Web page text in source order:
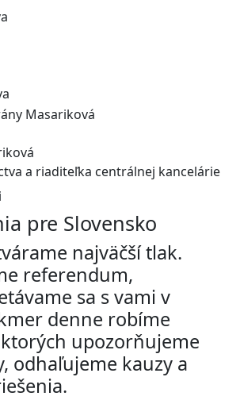
a riaditeľka centrálnej kancelárie
pre Slovensko
najväčší tlak.
referendum,
sa s vami v
denne robíme
upozorňujeme
odhaľujeme kauzy a